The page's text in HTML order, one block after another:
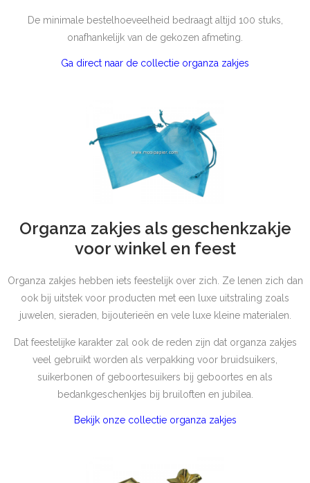
De minimale bestelhoeveelheid bedraagt altijd 100 stuks,
onafhankelijk van de gekozen afmeting.
Ga direct naar de collectie organza zakjes
Organza zakjes als geschenkzakje
voor winkel en feest
Organza zakjes hebben iets feestelijk over zich. Ze lenen zich dan
ook bij uitstek voor producten met een luxe uitstraling zoals
juwelen, sieraden, bijouterieën en vele luxe kleine materialen.
Dat feestelijke karakter zal ook de reden zijn dat organza zakjes
veel gebruikt worden als verpakking voor bruidsuikers,
suikerbonen of geboortesuikers bij geboortes en als
bedankgeschenkjes bij bruiloften en jubilea.
Bekijk onze collectie organza zakjes